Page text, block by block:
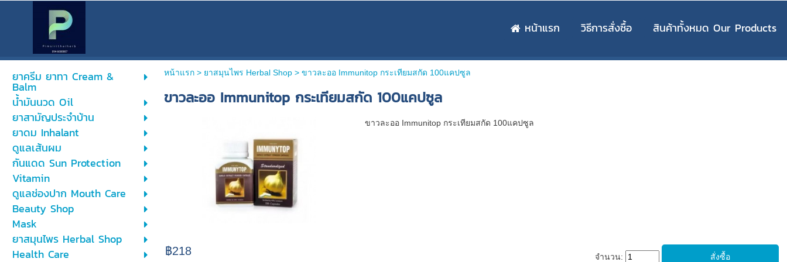
หน้าแรก วิธีการสั่งซื้อ สินค้าทั้งหมด Our Products
ยาครีม ยาทา Cream &
Balm
น้ำมันนวด Oil
ยาสามัญประจำบ้าน
ยาดม Inhalant
ดูแลเส้นผม
กันแดด Sun Protection
Vitamin
ดูแลช่องปาก Mouth Care
Beauty Shop
Mask
ยาสมุนไพร Herbal Shop
Health Care
หน้าแรก> ยาสมุนไพร Herbal Shop > ขาวละออ Immunitop กระเทียมสกัด 100แคปซูล
ขาวละออ Immunitop กระเทียมสกัด 100แคปซูล
ขาวละออ Immunitop กระเทียมสกัด 100แคปซูล
฿218 จำนวน: